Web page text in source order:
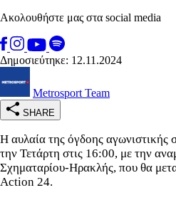
Ακολουθήστε μας στα social media
Δημοσιεύτηκε: 12.11.2024
Metrosport Team
SHARE
Η αυλαία της όγδοης αγωνιστικής
την Τετάρτη στις 16:00, με την
Σχηματαρίου-Ηρακλής, που θα
Action 24.